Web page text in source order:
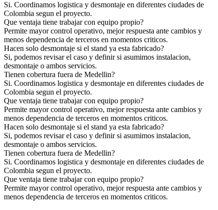
Si. Coordinamos logistica y desmontaje en diferentes ciudades de
Colombia segun el proyecto.
Que ventaja tiene trabajar con equipo propio?
Permite mayor control operativo, mejor respuesta ante cambios y
menos dependencia de terceros en momentos criticos.
Hacen solo desmontaje si el stand ya esta fabricado?
Si, podemos revisar el caso y definir si asumimos instalacion,
desmontaje o ambos servicios.
Tienen cobertura fuera de Medellin?
Si. Coordinamos logistica y desmontaje en diferentes ciudades de
Colombia segun el proyecto.
Que ventaja tiene trabajar con equipo propio?
Permite mayor control operativo, mejor respuesta ante cambios y
menos dependencia de terceros en momentos criticos.
Hacen solo desmontaje si el stand ya esta fabricado?
Si, podemos revisar el caso y definir si asumimos instalacion,
desmontaje o ambos servicios.
Tienen cobertura fuera de Medellin?
Si. Coordinamos logistica y desmontaje en diferentes ciudades de
Colombia segun el proyecto.
Que ventaja tiene trabajar con equipo propio?
Permite mayor control operativo, mejor respuesta ante cambios y
menos dependencia de terceros en momentos criticos.